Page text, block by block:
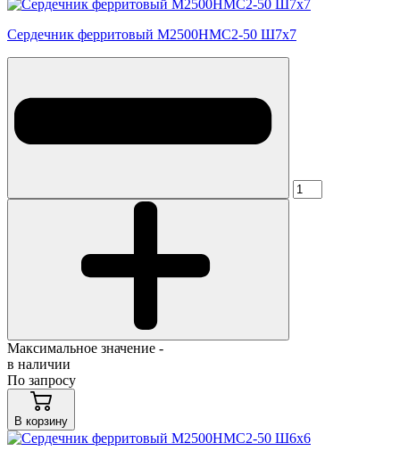
Сердечник ферритовый М2500НМС2-50 Ш7х7
Максимальное значение -
в наличии
По запросу
В корзину